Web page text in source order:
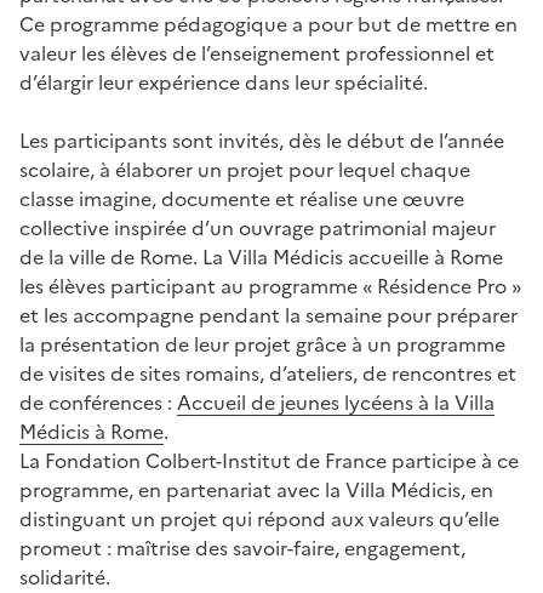
Ce programme pédagogique a pour but de mettre en
valeur les élèves de l’enseignement professionnel et
d’élargir leur expérience dans leur spécialité.
Les participants sont invités, dès le début de l’année
scolaire, à élaborer un projet pour lequel chaque
classe imagine, documente et réalise une œuvre
collective inspirée d’un ouvrage patrimonial majeur
de la ville de Rome. La Villa Médicis accueille à Rome
les élèves participant au programme « Résidence Pro »
et les accompagne pendant la semaine pour préparer
la présentation de leur projet grâce à un programme
de visites de sites romains, d’ateliers, de rencontres et
de conférences : Accueil de jeunes lycéens à la Villa
Médicis à Rome.
La Fondation Colbert-Institut de France participe à ce
programme, en partenariat avec la Villa Médicis, en
distinguant un projet qui répond aux valeurs qu’elle
promeut : maîtrise des savoir-faire, engagement,
solidarité.